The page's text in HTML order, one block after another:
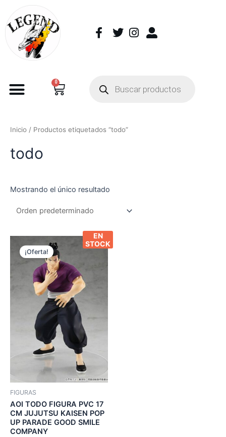
0
Inicio / Productos etiquetados “todo”
todo
Mostrando el único resultado
EN
STOCK
¡Oferta!
FIGURAS
AOI TODO FIGURA PVC 17
CM JUJUTSU KAISEN POP
UP PARADE GOOD SMILE
COMPANY